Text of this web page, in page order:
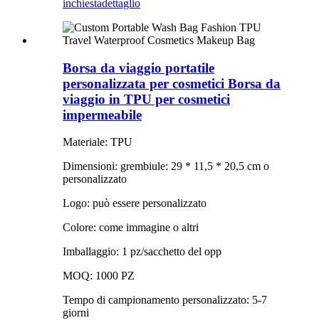
inchiestadettaglio
Borsa da viaggio portatile
personalizzata per cosmetici Borsa da
viaggio in TPU per cosmetici
impermeabile
Materiale: TPU
Dimensioni: grembiule: 29 * 11,5 * 20,5 cm o
personalizzato
Logo: può essere personalizzato
Colore: come immagine o altri
Imballaggio: 1 pz/sacchetto del opp
MOQ: 1000 PZ
Tempo di campionamento personalizzato: 5-7
giorni